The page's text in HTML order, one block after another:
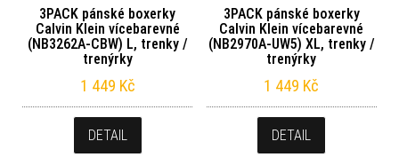
3PACK pánské boxerky
Calvin Klein vícebarevné
(NB3262A-CBW) L, trenky /
trenýrky
1 449 Kč
DETAIL
3PACK pánské boxerky
Calvin Klein vícebarevné
(NB2970A-UW5) XL, trenky /
trenýrky
1 449 Kč
DETAIL